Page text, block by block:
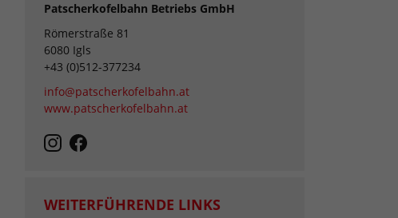
Patscherkofelbahn Betriebs GmbH
Römerstraße 81
6080 Igls
+43 (0)512-377234
info@patscherkofelbahn.at
www.patscherkofelbahn.at
WEITERFÜHRENDE LINKS